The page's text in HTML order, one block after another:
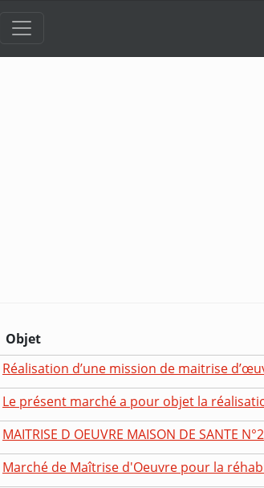
Objet
Réalisation d’une mission de maitrise
Le présent marché a pour objet la
MAITRISE D OEUVRE MAISON DE SANTE N°2
Marché de Maîtrise d'Oeuvre pour la